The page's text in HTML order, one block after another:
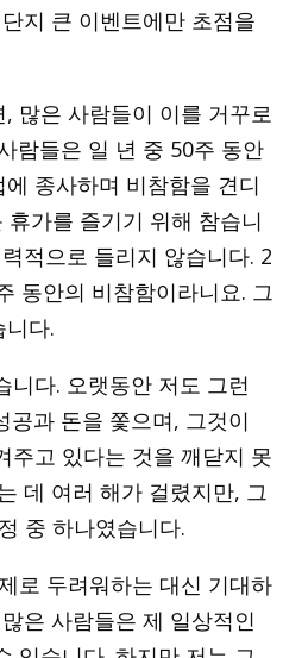
지 큰 이벤트에만 초점을
많은 사람들이 이를 거꾸로
람들은 일 년 중 50주 동안
종사하며 비참함을 견디
가를 즐기기 위해 참습니
적으로 들리지 않습니다. 2
동안의 비참함이라니요. 그
다.
니다. 오랫동안 저도 그런
공과 돈을 쫓으며, 그것이
주고 있다는 것을 깨닫지 못
데 여러 해가 걸렸지만, 그
중 하나였습니다.
로 두려워하는 대신 기대하
은 사람들은 제 일상적인